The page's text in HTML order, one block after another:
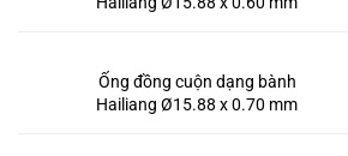
Ống đồng cuộn dạng bành
Hailiang Ø15.88 x 0.70 mm